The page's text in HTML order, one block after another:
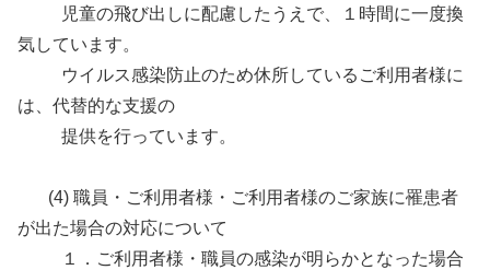
児童の飛び出しに配慮したうえで、１時間に一度換
気しています。
ウイルス感染防止のため休所しているご利用者様に
は、代替的な支援の
提供を行っています。
(4) 職員・ご利用者様・ご利用者様のご家族に罹患者
が出た場合の対応について
１．ご利用者様・職員の感染が明らかとなった場合